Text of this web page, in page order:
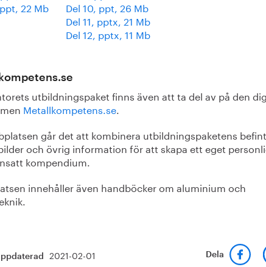
22 Mb
Del 10, ppt, 26 Mb
Del 11, pptx, 21 Mb
Del 12, pptx, 11 Mb
utbildningspaket finns även att ta del av på den
Metallkompetens.se.
går det att kombinera utbildningspaketens
och övrig information för att skapa ett eget
kompendium.
innehåller även handböcker om aluminium och
2021-02-01 Dela